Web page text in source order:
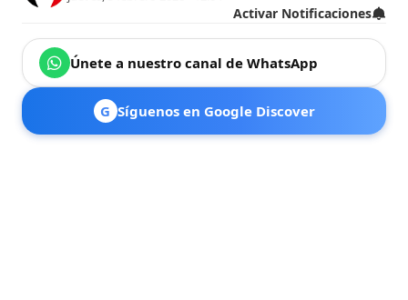
Activar Notificaciones
Únete a nuestro canal de WhatsApp
G Síguenos en Google Discover